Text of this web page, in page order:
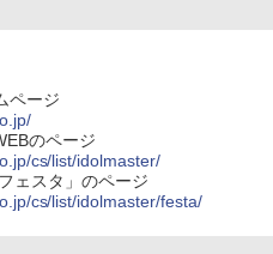
ページ
のページ
cs/list/idolmaster/
ェスタ」のページ
cs/list/idolmaster/festa/